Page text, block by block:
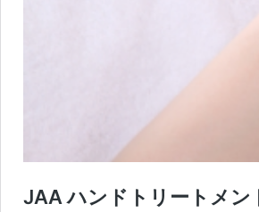
JAA ハンドトリートメン